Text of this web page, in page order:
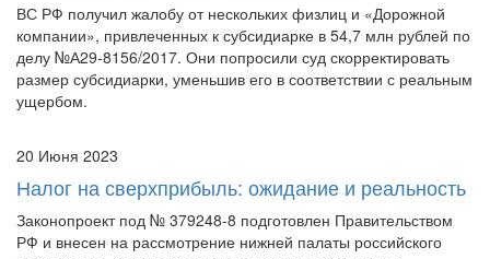
ВС РФ получил жалобу от нескольких физлиц и «Дорожной
компании», привлеченных к субсидиарке в 54,7 млн рублей по
делу №А29-8156/2017. Они попросили суд скорректировать
размер субсидиарки, уменьшив его в соответствии с реальным
ущербом.
20 Июня 2023
Налог на сверхприбыль: ожидание и реальность
Законопроект под № 379248-8 подготовлен Правительством
РФ и внесен на рассмотрение нижней палаты российского